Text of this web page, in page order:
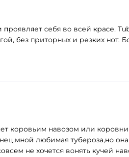
себя во всей
без приторных и резких нот.
коровьим навозом или
любимая тубероза,но
не хочется вонять кучей